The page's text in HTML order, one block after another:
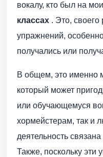
вокалу, кто был на
классах . Это,
упражнений,
получались или
В общем, это именно
который может
или обучающемуся
хормейстерам, так и
деятельность
Также, поскольку эти